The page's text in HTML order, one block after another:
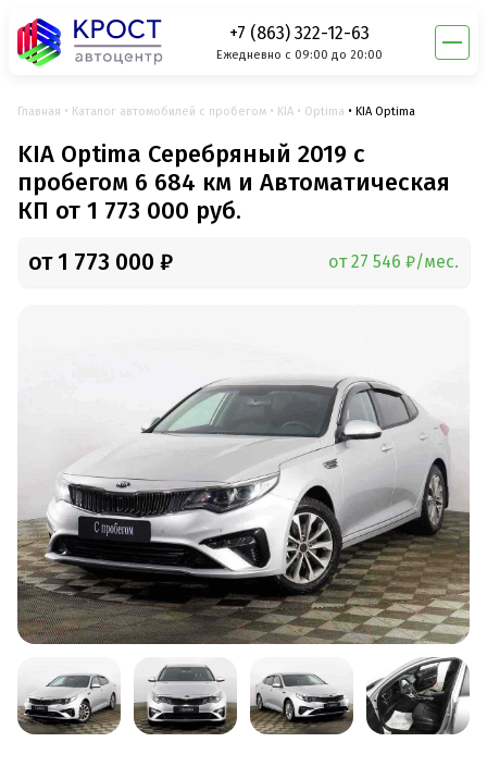
+7 (863) 322-12-63
Ежедневно с 09:00 до 20:00
Главная Каталог автомобилей с пробегом KIA Optima KIA Optima
KIA Optima Серебряный 2019 с
пробегом 6 684 км и Автоматическая
КП от 1 773 000 руб.
от 1 773 000 ₽ от 27 546 ₽/мес.